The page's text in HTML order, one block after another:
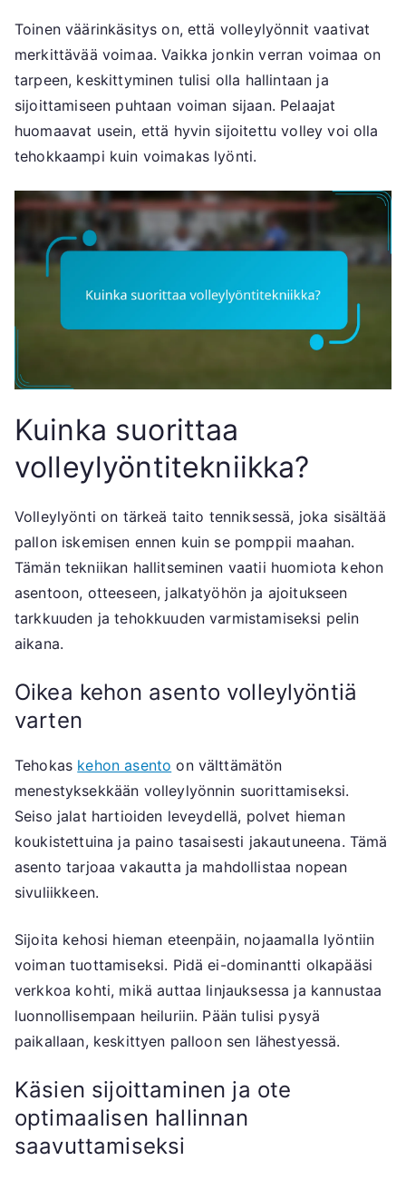
Toinen väärinkäsitys on, että volleylyönnit vaativat
merkittävää voimaa. Vaikka jonkin verran voimaa on
tarpeen, keskittyminen tulisi olla hallintaan ja
sijoittamiseen puhtaan voiman sijaan. Pelaajat
huomaavat usein, että hyvin sijoitettu volley voi olla
tehokkaampi kuin voimakas lyönti.
Kuinka suorittaa
volleylyöntitekniikka?
Volleylyönti on tärkeä taito tenniksessä, joka sisältää
pallon iskemisen ennen kuin se pomppii maahan.
Tämän tekniikan hallitseminen vaatii huomiota kehon
asentoon, otteeseen, jalkatyöhön ja ajoitukseen
tarkkuuden ja tehokkuuden varmistamiseksi pelin
aikana.
Oikea kehon asento volleylyöntiä
varten
Tehokas kehon asento on välttämätön
menestyksekkään volleylyönnin suorittamiseksi.
Seiso jalat hartioiden leveydellä, polvet hieman
koukistettuina ja paino tasaisesti jakautuneena. Tämä
asento tarjoaa vakautta ja mahdollistaa nopean
sivuliikkeen.
Sijoita kehosi hieman eteenpäin, nojaamalla lyöntiin
voiman tuottamiseksi. Pidä ei-dominantti olkapääsi
verkkoa kohti, mikä auttaa linjauksessa ja kannustaa
luonnollisempaan heiluriin. Pään tulisi pysyä
paikallaan, keskittyen palloon sen lähestyessä.
Käsien sijoittaminen ja ote
optimaalisen hallinnan
saavuttamiseksi